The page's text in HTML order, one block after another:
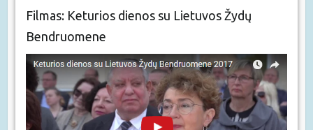
Filmas: Keturios dienos su Lietuvos Žydų
Bendruomene